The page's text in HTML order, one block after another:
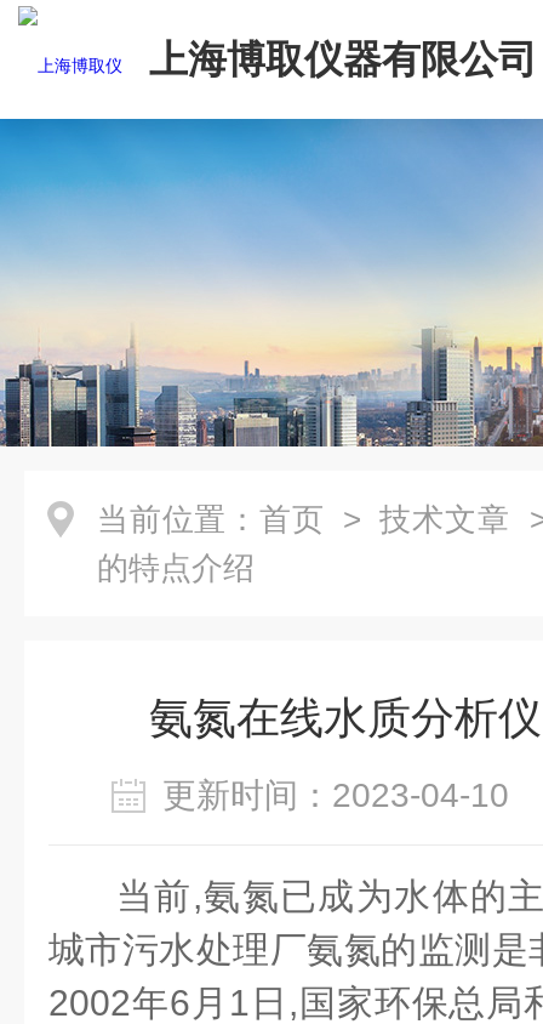
上海博取仪器有限公司
当前位置： 首页 > 技术文章
的特点介绍
氨氮在线水质分析
更新时间：2023-04-
当前,氨氮已成为水体的
城市污水处理厂氨氮的监测
2002年6月1日,国家环保总局